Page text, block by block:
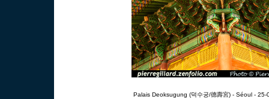
Palais Deoksugung (덕수궁/德壽宮) - Séoul - 25-